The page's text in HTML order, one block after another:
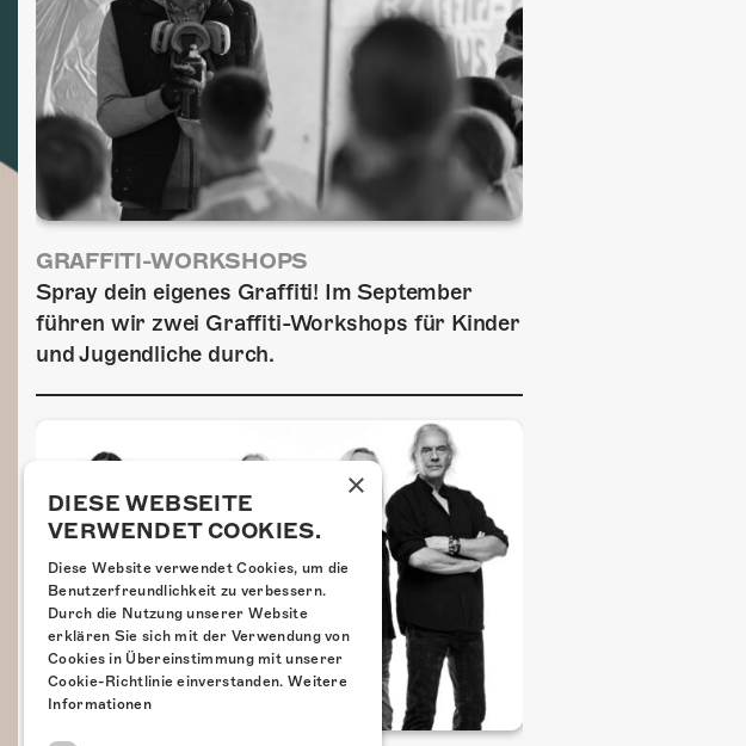
GRAFFITI-WORKSHOPS
Spray dein eigenes Graffiti! Im September
führen wir zwei Graffiti-Workshops für Kinder
und Jugendliche durch.
×
DIESE WEBSEITE
VERWENDET COOKIES.
Diese Website verwendet Cookies, um die
Benutzerfreundlichkeit zu verbessern.
Durch die Nutzung unserer Website
erklären Sie sich mit der Verwendung von
Cookies in Übereinstimmung mit unserer
Cookie-Richtlinie einverstanden. Weitere
Informationen